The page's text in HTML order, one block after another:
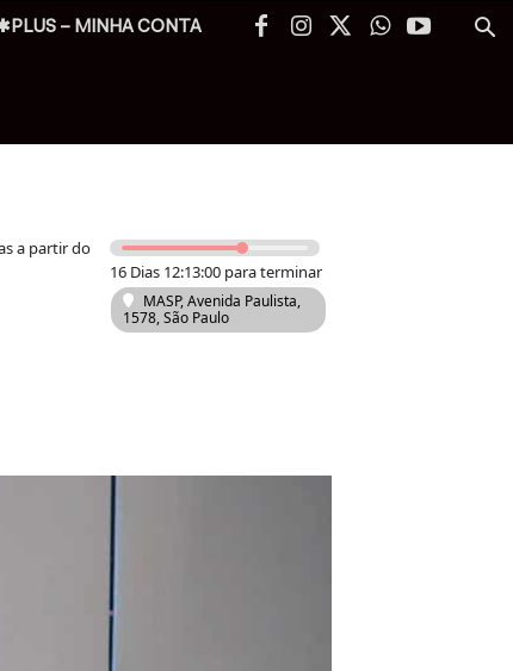
– MINHA CONTA
a partir do
16 Dias 12:12:58 para terminar
MASP, Avenida Paulista,
1578, São Paulo